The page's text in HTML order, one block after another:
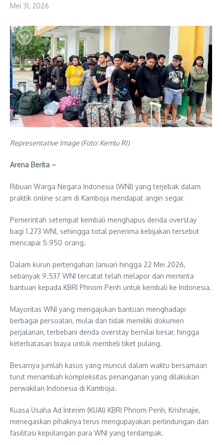
Mei 31, 2026
Representative Image (Foto: Kemlu RI)
Arena Berita –
Ribuan Warga Negara Indonesia (WNI) yang terjebak dalam
praktik online scam di Kamboja mendapat angin segar.
Pemerintah setempat kembali menghapus denda overstay
bagi 1.273 WNI, sehingga total penerima kebijakan tersebut
mencapai 5.950 orang.
Dalam kurun pertengahan Januari hingga 22 Mei 2026,
sebanyak 9.537 WNI tercatat telah melapor dan meminta
bantuan kepada KBRI Phnom Penh untuk kembali ke Indonesia.
Mayoritas WNI yang mengajukan bantuan menghadapi
berbagai persoalan, mulai dari tidak memiliki dokumen
perjalanan, terbebani denda overstay bernilai besar, hingga
keterbatasan biaya untuk membeli tiket pulang.
Besarnya jumlah kasus yang muncul dalam waktu bersamaan
turut menambah kompleksitas penanganan yang dilakukan
perwakilan Indonesia di Kamboja.
Kuasa Usaha Ad Interim (KUAI) KBRI Phnom Penh, Krishnajie,
menegaskan pihaknya terus mengupayakan perlindungan dan
fasilitasi kepulangan para WNI yang terdampak.